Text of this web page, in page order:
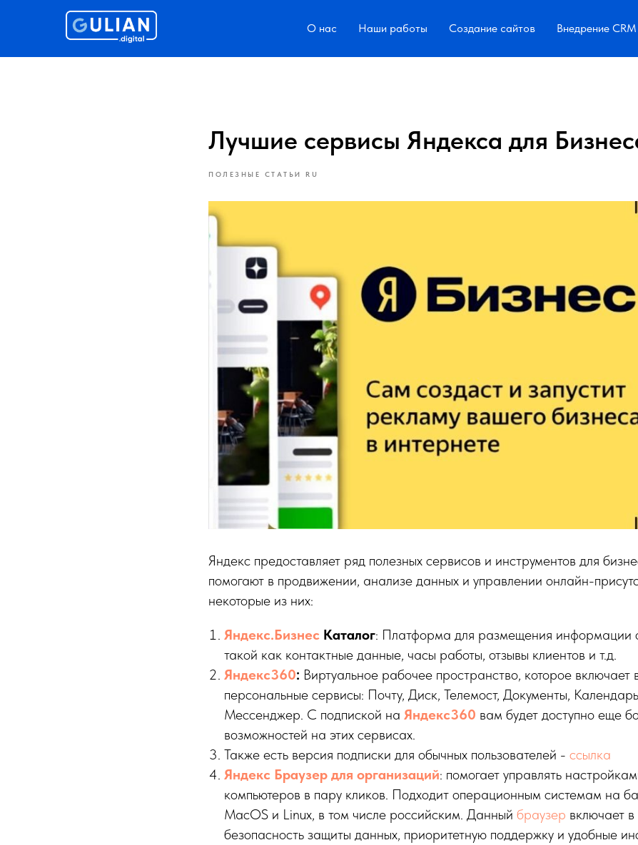
О нас Наши работы Создание сайтов Внедрение CRM
Лучшие сервисы Яндекса для
ПОЛЕЗНЫЕ СТАТЬИ RU
Яндекс предоставляет ряд полезных сервисов и инструментов для
помогают в продвижении, анализе данных и управлении онлайн-
некоторые из них:
Яндекс.Бизнес Каталог: Платформа для размещения информации
такой как контактные данные, часы работы, отзывы клиентов и т.д.
Яндекс360: Виртуальное рабочее пространство, которое включает
персональные сервисы: Почту, Диск, Телемост, Документы,
Мессенджер. С подпиской на Яндекс360 вам будет доступно еще
возможностей на этих сервисах.
Также есть версия подписки для обычных пользователей - ссылка
Яндекс Браузер для организаций: помогает управлять
компьютеров в пару кликов. Подходит операционным системам на
MacOS и Linux, в том числе российским. Данный браузер включает
безопасность защиты данных, приоритетную поддержку и удобные